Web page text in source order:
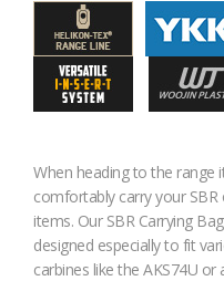
When heading to the range
comfortably carry your
items. Our SBR Carrying
designed especially to fit
carbines like the AKS74U or